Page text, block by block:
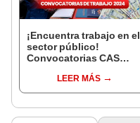
¡Encuentra trabajo en el
sector público!
Convocatorias CAS
de marzoLEER MÁS